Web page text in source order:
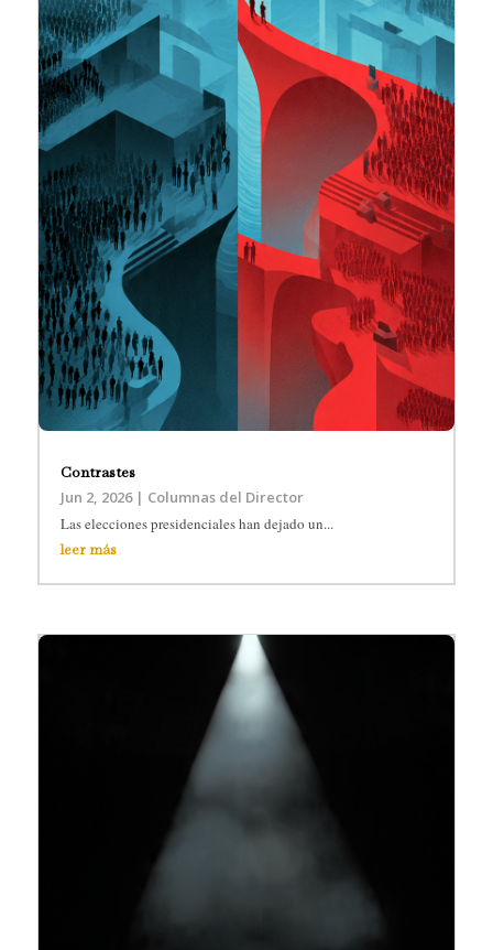
Contrastes
Jun 2, 2026| Columnas del Director
Las elecciones presidenciales han dejado un...
leer más